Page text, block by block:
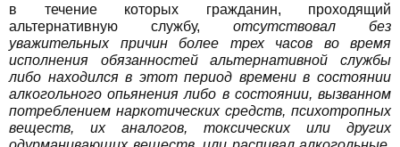
в течение которых гражданин, проходящий
альтернативную службу, отсутствовал без
уважительных причин более трех часов во время
исполнения обязанностей альтернативной службы
либо находился в этот период времени в состоянии
алкогольного опьянения либо в состоянии, вызванном
потреблением наркотических средств, психотропных
веществ, их аналогов, токсических или других